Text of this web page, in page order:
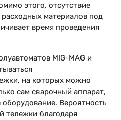
этого, отсутствие
материалов под
время проведения
MIG-MAG и
на которых можно
сам сварочный аппарат,
Вероятность
тележки благодаря